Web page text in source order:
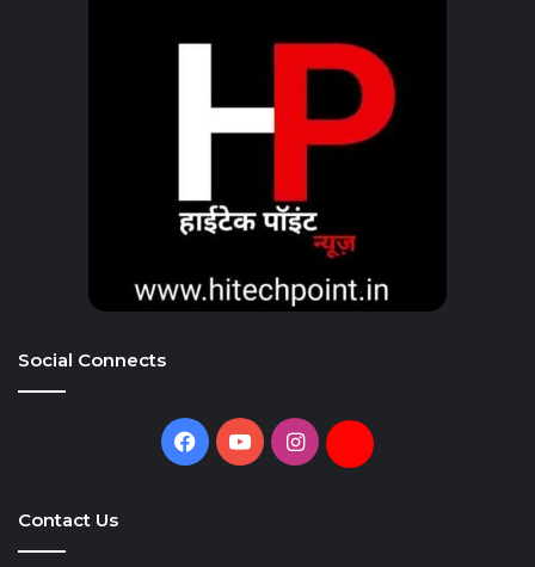
Social Connects
Facebook
YouTubeInstagramDaily
Contact Us